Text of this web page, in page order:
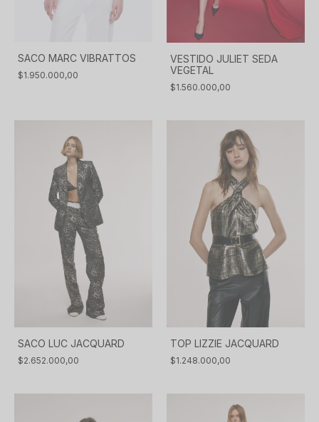
SACO MARC VIBRATTOS
$1.950.000,00
VESTIDO JULIET SEDA
VEGETAL
$1.560.000,00
SACO LUC JACQUARD
$2.652.000,00
TOP LIZZIE JACQUARD
$1.248.000,00